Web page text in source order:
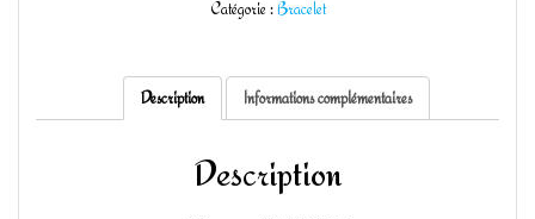
braceletCatégorie : Bracelet
Description Informations complémentaires
Description